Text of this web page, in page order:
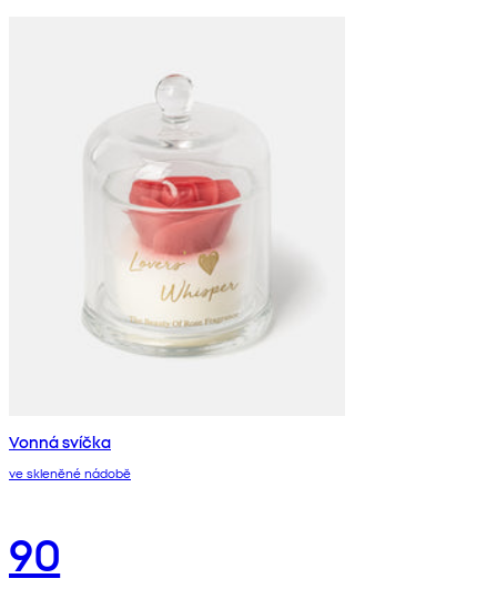
Vonná svíčka
ve skleněné nádobě
90